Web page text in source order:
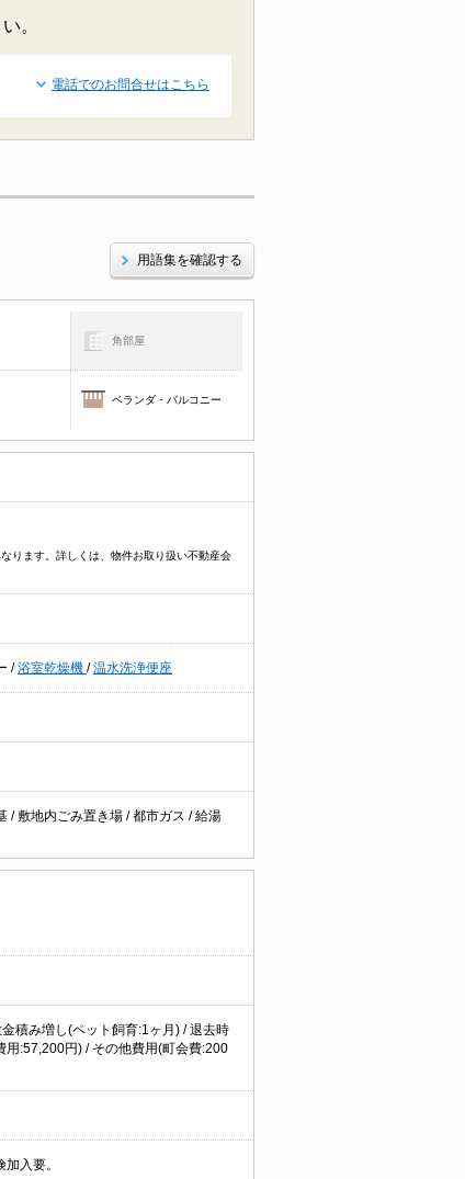
。
電話でのお問合せはこちら
用語集を確認する
角部屋
ベランダ・バルコニー
ります。詳しくは、物件お取り扱い不動産会
/浴室乾燥機 /温水洗浄便座
/敷地内ごみ置き場 /都市ガス /給湯
積み増し(ペット飼育:1ヶ月) / 退去時
用:57,200円) / その他費用(町会費:200
加入要。